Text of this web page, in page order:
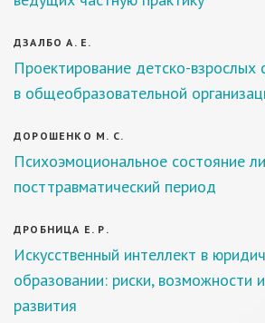
ДЗАЛБО А. Е.
Проектирование детско-взрослых
в общеобразовательной
ДОРОШЕНКО М. С.
Психоэмоциональное состояние
посттравматический период
ДРОБНИЦА Е. Р.
Искусственный интеллект в
образовании: риски, возможности
развития